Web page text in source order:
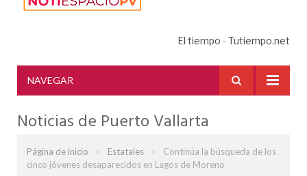
El tiempo - Tutiempo.net
NAVEGAR
Noticias de Puerto Vallarta
Página de inicio » Estatales »
Continúa la búsqueda de los
cinco jóvenes desaparecidos en Lagos de Moreno